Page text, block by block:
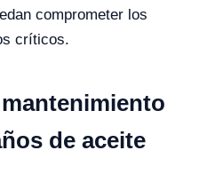
comprometer los
críticos.
de aceite